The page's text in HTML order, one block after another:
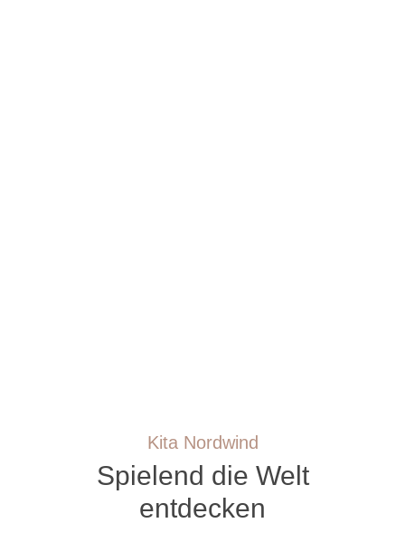
Kita Nordwind
Spielend die Welt
entdecken